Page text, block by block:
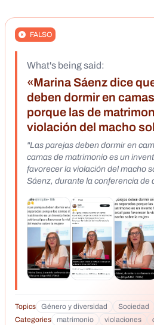
FALSO
What's being said:
«Marina Sáenz dice
deben dormir en
porque las de
violación del macho
"Las parejas deben dormir en
camas de matrimonio es un
favorecer la violación del macho
Sáenz, durante la conferencia de
separadas porque las camas
heteropatriarcal para fomentar la
sobre mujeres”. Marina
derecho mercantil de la
LGBTI. Secretaria de Derechos
Sumar.
Topics Género y diversidad Sociedad
Categories
matrimonio violaciones